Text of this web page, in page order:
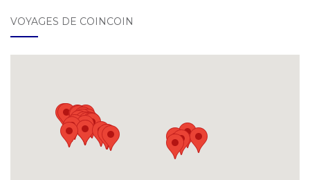
VOYAGES DE COINCOIN